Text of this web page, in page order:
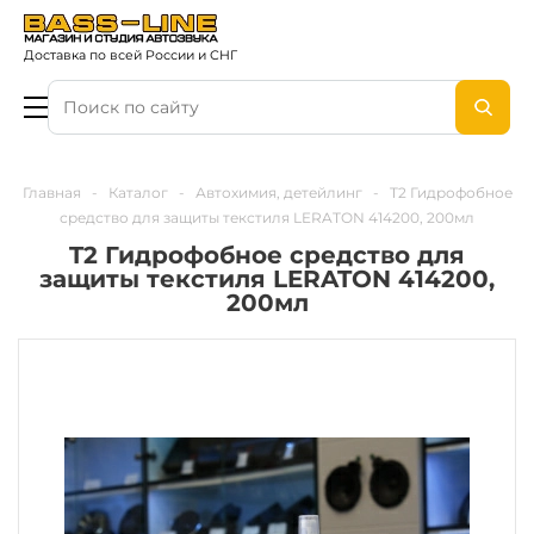
Доставка по всей России и СНГ
Главная - Каталог - Автохимия, детейлинг -
T2 Гидрофобное
средство для защиты текстиля LERATON 414200, 200мл
T2 Гидрофобное средство для
защиты текстиля LERATON 414200,
200мл